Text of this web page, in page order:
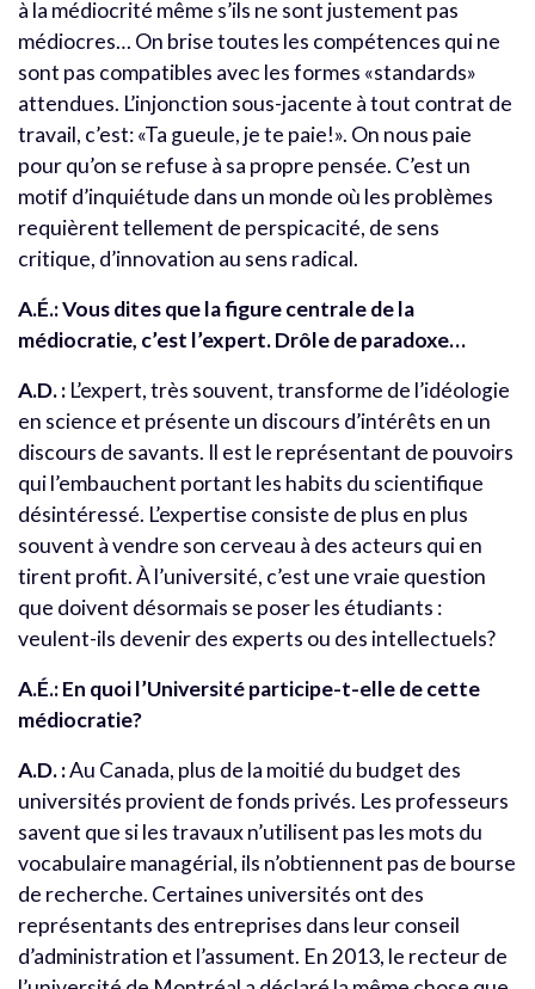
à la médiocrité même s’ils ne sont justement pas
médiocres… On brise toutes les compétences qui ne
sont pas compatibles avec les formes «standards»
attendues. L’injonction sous-jacente à tout contrat de
travail, c’est: «Ta gueule, je te paie!». On nous paie
pour qu’on se refuse à sa propre pensée. C’est un
motif d’inquiétude dans un monde où les problèmes
requièrent tellement de perspicacité, de sens
critique, d’innovation au sens radical.
A.É.: Vous dites que la figure centrale de la
médiocratie, c’est l’expert. Drôle de paradoxe…
A.D. : L’expert, très souvent, transforme de l’idéologie
en science et présente un discours d’intérêts en un
discours de savants. Il est le représentant de pouvoirs
qui l’embauchent portant les habits du scientifique
désintéressé. L’expertise consiste de plus en plus
souvent à vendre son cerveau à des acteurs qui en
tirent profit. À l’université, c’est une vraie question
que doivent désormais se poser les étudiants :
veulent-ils devenir des experts ou des intellectuels?
A.É.: En quoi l’Université participe-t-elle de cette
médiocratie?
A.D. :Au Canada, plus de la moitié du budget des
universités provient de fonds privés. Les professeurs
savent que si les travaux n’utilisent pas les mots du
vocabulaire managérial, ils n’obtiennent pas de bourse
de recherche. Certaines universités ont des
représentants des entreprises dans leur conseil
d’administration et l’assument. En 2013, le recteur de